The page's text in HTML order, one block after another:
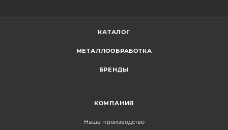
КАТАЛОГ
МЕТАЛЛООБРАБОТКА
БРЕНДЫ
КОМПАНИЯ
Наше производство